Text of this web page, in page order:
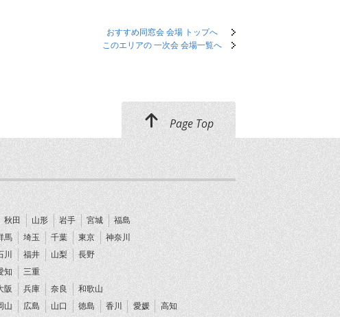
おすすめ同窓会 会場 トップへ
このエリアの 一次会 会場一覧へ
Page Top
秋田 山形 岩手 宮城
福島
馬 埼玉 千葉 東京
神奈川
川 福井 山梨
長野
知
三重
阪 兵庫 奈良
和歌山
山 広島 山口 徳島 香川 愛媛 高知